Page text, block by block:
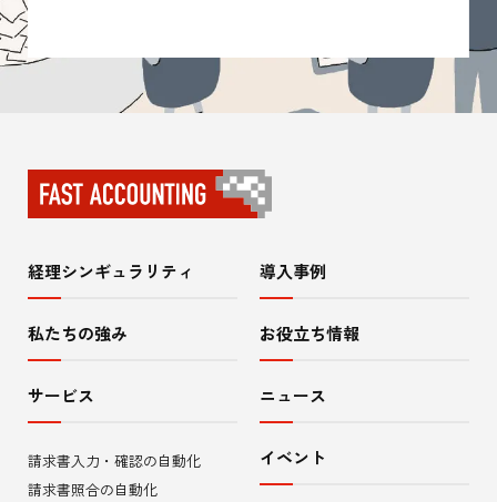
サ
イ
内
メ
経理シンギュラリティ
私たちの強み
サービス
請求書入力・確認の自動化
請求書照合の自動化
導入事例
お役立ち情報
ニュース
イベント